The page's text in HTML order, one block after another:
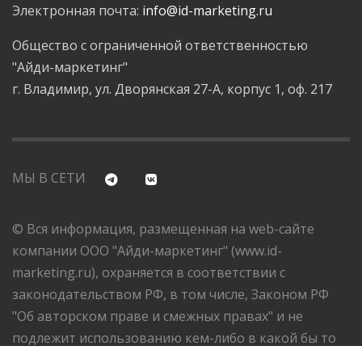
Электронная почта: info@id-marketing.ru
Общество с ограниченной ответственностью
"Айди-маркетинг"
г. Владимир, ул. Дворянская 27-А, корпус 1, оф. 217
МЫ В СЕТИ
© Вся информация, размещенная на web-сайте
компании ООО "Айди-маркетинг" (www.id-
marketing.ru), охраняется в соответствии с
законодательством РФ, в том числе, Законом РФ
"Об авторском праве и смежных правах" и не
подлежит использованию кем-либо в какой бы то